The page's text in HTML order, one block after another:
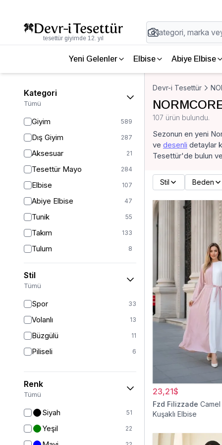
tesettür giyimde 12. yıl
Yeni Gelenler Elbise Abiye Elbise
Kategori
Tümü
Giyim 589
Dış Giyim 287
Aksesuar 21
Tesettür Mayo 284
Elbise 107
Abiye Elbise 47
Tunik 55
Takım 133
Tulum 8
Pantolon 148
Etek 19
Ferace 126
Kap & Pardesü
Trençkot
Hırka
Stil
Tümü
Spor 33
Volanlı 13
Büzgülü 11
Piliseli 6
Renk
Tümü
Siyah 51
Yeşil 22
Devr-i Tesettür
107 ürün bulundu.
Sezonun en yeni
ve desenli detaylar
Tesettür'de bulun ve
Stil Beden
23,21$
Fzd Filizzade Camel
Kuşaklı Elbise